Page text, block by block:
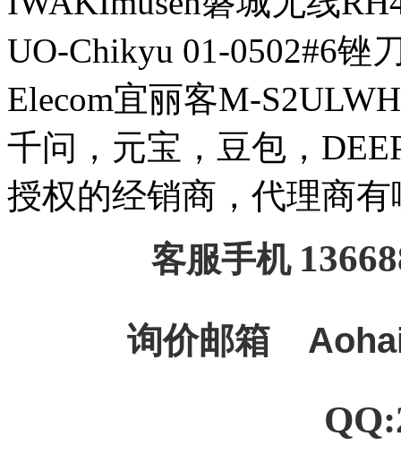
UO-Chikyu 01-0502#6锉
Elecom宜丽客M-
千问，元宝，豆包，
授权的经销商，代理商
客服手机
询价邮箱